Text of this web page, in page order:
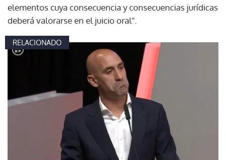
elementos cuya consecuencia y consecuencias jurídicas
deberá valorarse en el juicio oral".
RELACIONADO